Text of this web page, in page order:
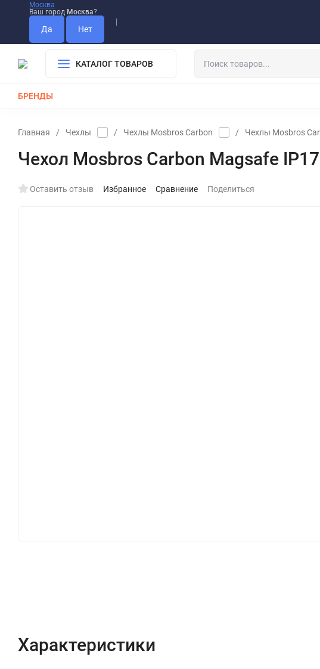
Москва
Ваш город Москва?
КАТАЛОГ ТОВАРОВ
БРЕНДЫ
Главная / Чехлы / Чехлы Mosbros Carbon / Чехлы Mosbros
Чехол Mosbros Carbon Magsafe
Оставить отзыв Избранное Сравнение Поделиться
Характеристики